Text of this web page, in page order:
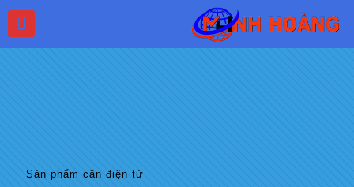
Sản phẩm cân điện tử